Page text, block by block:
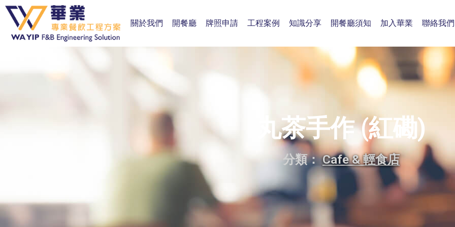
關於我們 開餐廳 牌照申請 工程案例 知識分享 開餐廳須知 加入華業 聯絡我們
丸茶手作 (紅磡)
分類： Cafe & 輕食店